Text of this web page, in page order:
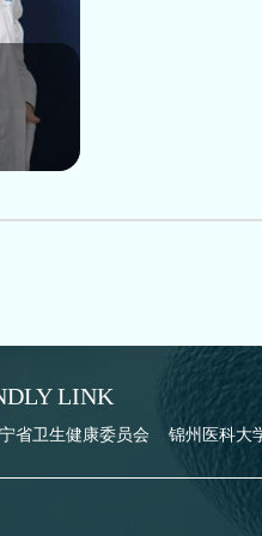
LINK
省卫生健康委员会 锦州医科大